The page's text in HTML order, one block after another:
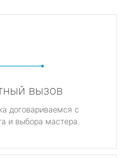
вызов
договариваемся с
и выбора мастера.